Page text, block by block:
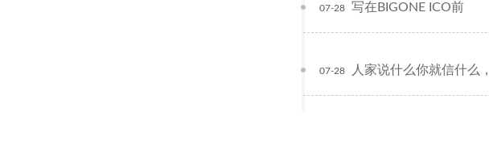
写在BIGONE ICO前
07-28
人家说什么你就信什么
07-28